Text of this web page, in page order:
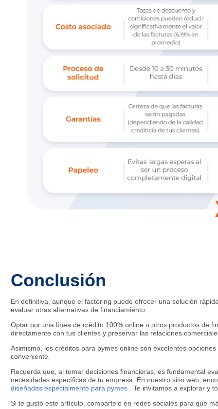
Conclusión
En definitiva, aunque el factoring puede ofrecer una solución
evaluar otras alternativas de financiamiento.
Optar por una línea de crédito 100% online u otros productos de
directamente con tus clientes y preservar las relaciones
Asimismo, los créditos para pymes online son excelentes
conveniente.
Recuerda que, al tomar decisiones financieras, es fundamental
necesidades específicas de tu empresa. En nuestro sitio web,
diseñadas especialmente para pymes
. Te invitamos a explorar y
Si te gustó este artículo, compártelo en redes sociales para que